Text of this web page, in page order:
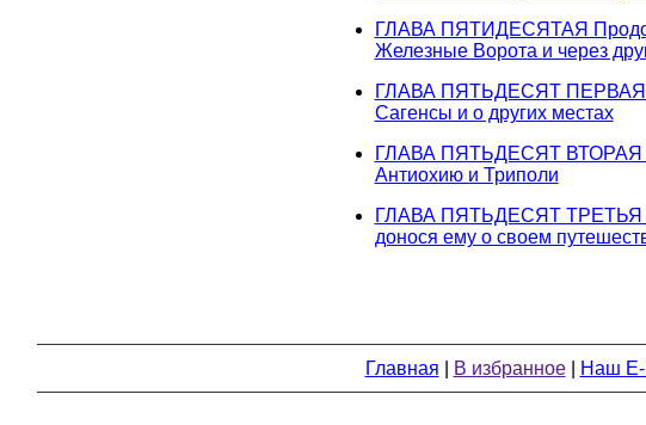
ГЛАВА ПЯТИДЕСЯТАЯ
Железные Ворота и через
ГЛАВА ПЯТЬДЕСЯТ ПЕРВАЯ
Сагенсы и о других местах
ГЛАВА ПЯТЬДЕСЯТ ВТОРАЯ
Антиохию и Триполи
ГЛАВА ПЯТЬДЕСЯТ ТРЕТЬЯ О
донося ему о своем
Главная В избранное| Наш E-